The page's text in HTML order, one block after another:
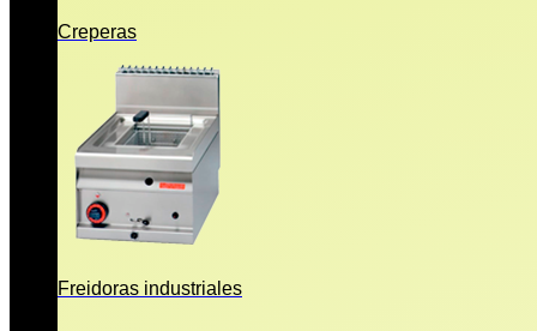
Creperas
Freidoras industriales